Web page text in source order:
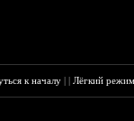
к началу ||Лёгкий